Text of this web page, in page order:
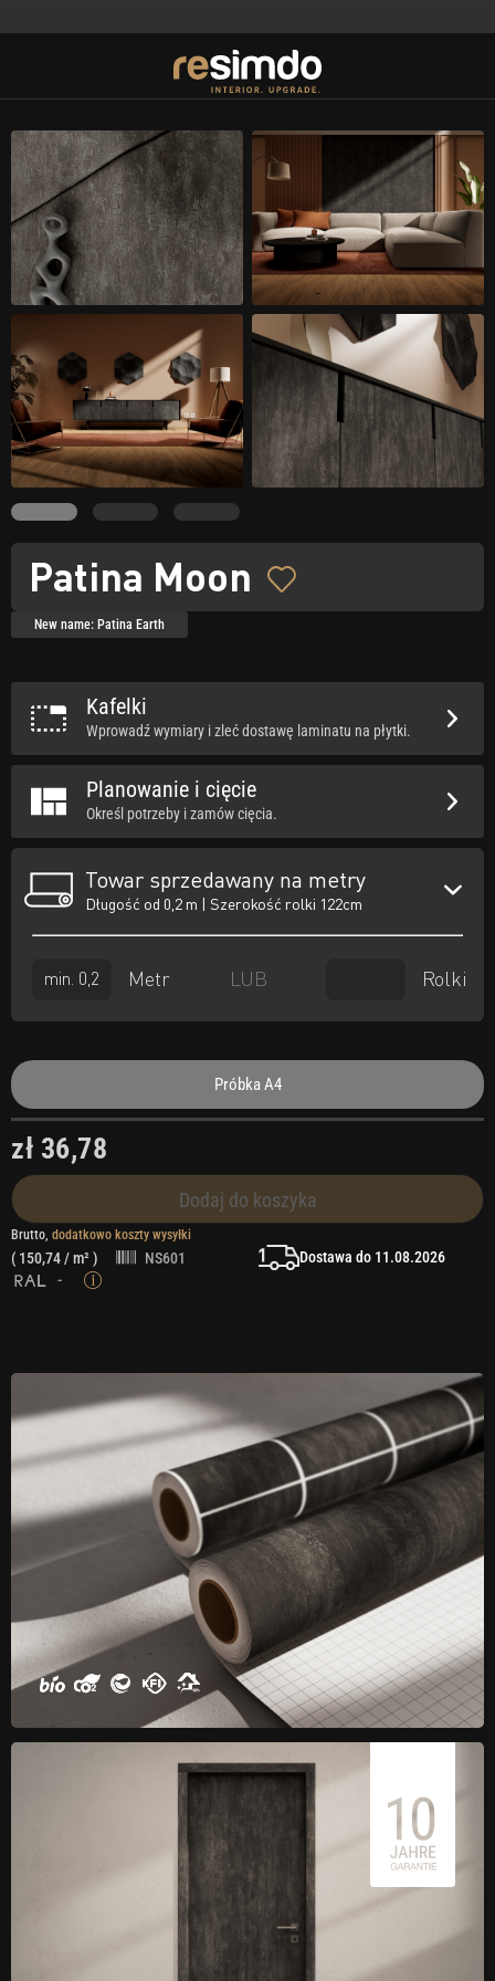
Patina Moon
New name: Patina Earth
Kafelki
Wprowadź wymiary i zleć dostawę laminatu na płytki.
Planowanie i cięcie
Określ potrzeby i zamów cięcia.
Towar sprzedawany na metry
Długość od 0,2 m | Szerokość rolki 122cm
Metr LUB Rolki
Próbka A4
zł 36,78
Dodaj do koszyka
Brutto, dodatkowo koszty wysyłki
( 150,74/ m² )
NS601
-
Dostawa do 11.08.2026